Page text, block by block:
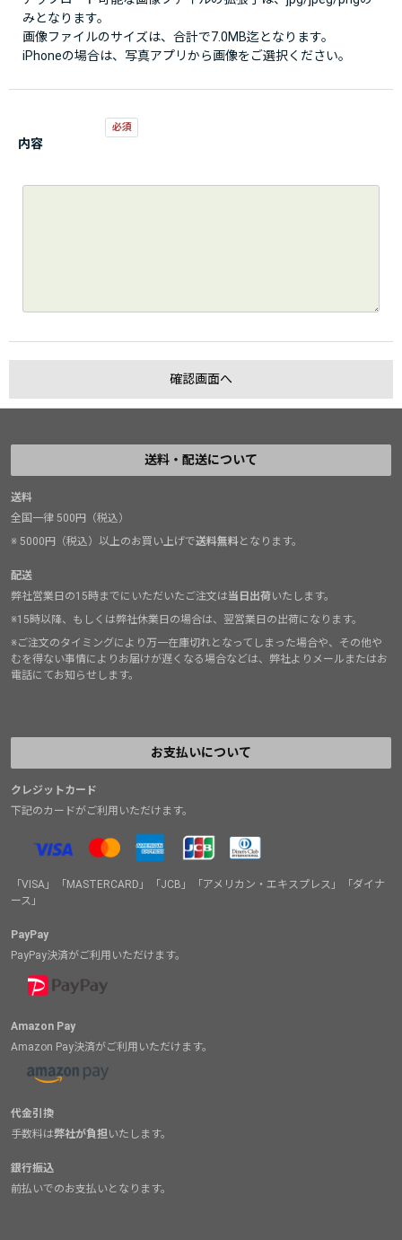
みとなります。
画像ファイルのサイズは、合計で7.0MB迄となります。
iPhoneの場合は、写真アプリから画像をご選択ください。
内容
送料・配送について
送料
全国一律 500円（税込）
※ 5000円（税込）以上のお買い上げで送料無料となります。
配送
弊社営業日の15時までにいただいたご注文は当日出荷いたします。
※15時以降、もしくは弊社休業日の場合は、翌営業日の出荷になります。
※ご注文のタイミングにより万一在庫切れとなってしまった場合や、その他や
むを得ない事情によりお届けが遅くなる場合などは、弊社よりメールまたはお
電話にてお知らせします。
お支払いについて
クレジットカード
下記のカードがご利用いただけます。
「VISA」「MASTERCARD」「JCB」「アメリカン・エキスプレス」「ダイナ
ース」
PayPay
PayPay決済がご利用いただけます。
Amazon Pay
Amazon Pay決済がご利用いただけます。
代金引換
手数料は弊社が負担いたします。
銀行振込
前払いでのお支払いとなります。